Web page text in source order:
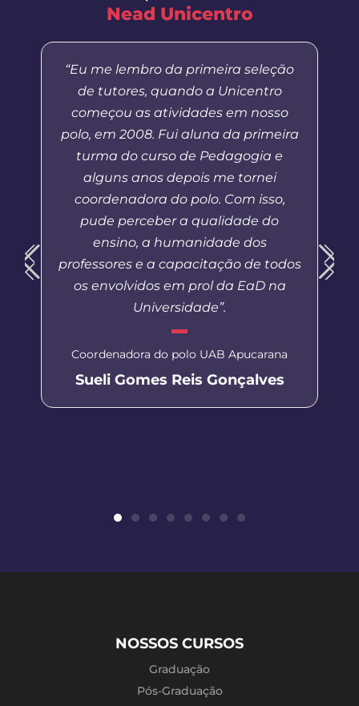
Nead Unicentro
“Eu me lembro da primeira seleção
de tutores, quando a Unicentro
começou as atividades em nosso
polo, em 2008. Fui aluna da primeira
turma do curso de Pedagogia e
alguns anos depois me tornei
coordenadora do polo. Com isso,
pude perceber a qualidade do
ensino, a humanidade dos
professores e a capacitação de todos
os envolvidos em prol da EaD na
Universidade”.
Coordenadora do polo UAB Apucarana
Sueli Gomes Reis Gonçalves
NOSSOS CURSOS
Graduação
Pós-Graduação